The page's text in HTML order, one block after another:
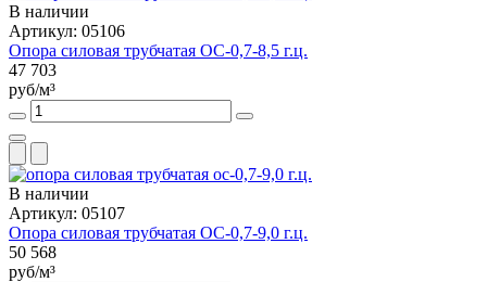
В наличии
Артикул: 05106
Опора силовая трубчатая ОС-0,7-8,5 г.ц.
47 703
руб/м³
В наличии
Артикул: 05107
Опора силовая трубчатая ОС-0,7-9,0 г.ц.
50 568
руб/м³